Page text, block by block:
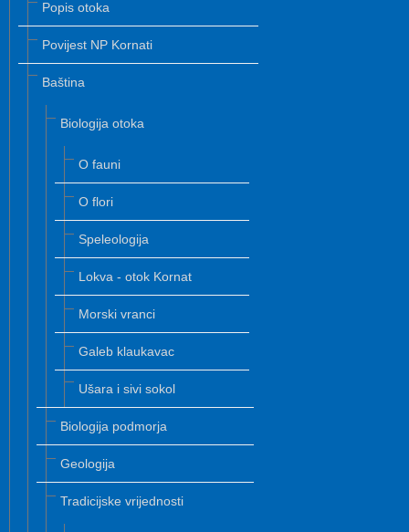
Popis otoka
Povijest NP Kornati
Baština
Biologija otoka
O fauni
O flori
Speleologija
Lokva - otok Kornat
Morski vranci
Galeb klaukavac
Ušara i sivi sokol
Biologija podmorja
Geologija
Tradicijske vrijednosti